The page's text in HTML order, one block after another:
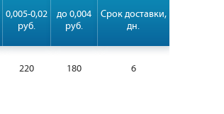
0,005-0,02
руб.
до 0,004
руб.
Срок доставки,
дн.
220 180 6